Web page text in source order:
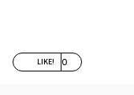
LIKE! 0